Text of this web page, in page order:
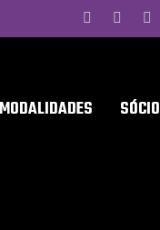
MODALIDADES